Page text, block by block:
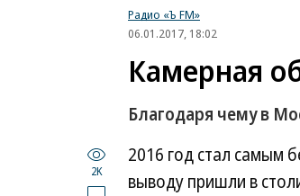
Радио «Ъ FM»
06.01.2017, 18:02
Камерная
Благодаря чему в
2K
2016 год стал самым
выводу пришли в